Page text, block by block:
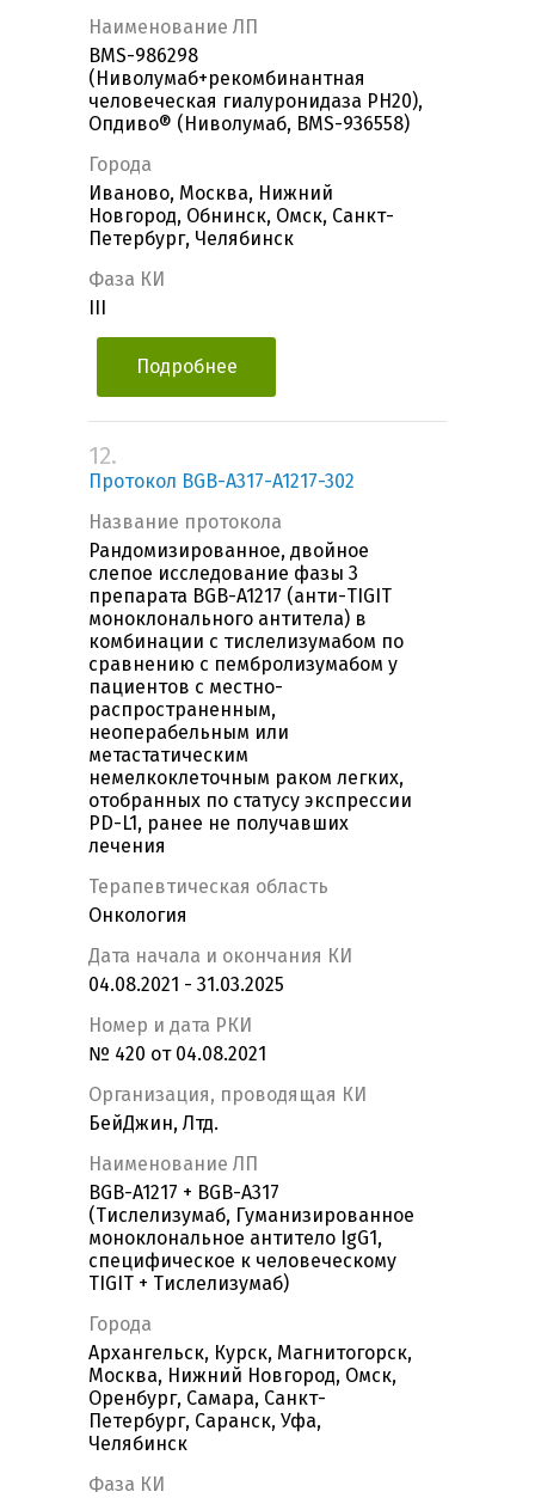
Наименование ЛП
BMS-986298
(Ниволумаб+рекомбинантная
человеческая гиалуронидаза РН20),
Опдиво® (Ниволумаб, BMS-936558)
Города
Иваново, Москва, Нижний
Новгород, Обнинск, Омск, Санкт-
Петербург, Челябинск
Фаза КИ
Подробнее
12.
Протокол BGB-A317-A1217-302
Название протокола
Рандомизированное, двойное
слепое исследование фазы 3
препарата BGB-A1217 (анти-TIGIT
моноклонального антитела) в
комбинации с тислелизумабом по
сравнению с пембролизумабом у
пациентов с местно-
распространенным,
неоперабельным или
метастатическим
немелкоклеточным раком легких,
отобранных по статусу экспрессии
PD-L1, ранее не получавших
лечения
Терапевтическая область
Онкология
Дата начала и окончания КИ
04.08.2021 - 31.03.2025
Номер и дата РКИ
№ 420 от 04.08.2021
Организация, проводящая КИ
БейДжин, Лтд.
Наименование ЛП
BGB-A1217 + BGB-A317
(Тислелизумаб, Гуманизированное
моноклональное антитело IgG1,
специфическое к человеческому
TIGIT + Тислелизумаб)
Города
Архангельск, Курск, Магнитогорск,
Москва, Нижний Новгород, Омск,
Оренбург, Самара, Санкт-
Петербург, Саранск, Уфа,
Челябинск
Фаза КИ